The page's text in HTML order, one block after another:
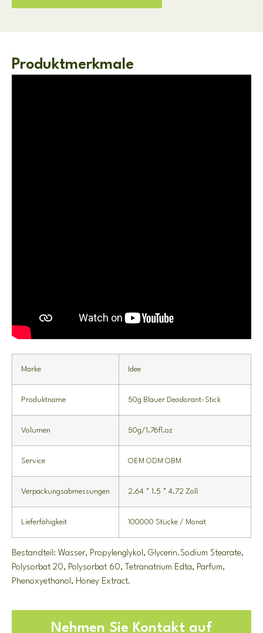
Produktmerkmale
Marke Idee
Produktname 50g Blauer Deodorant-Stick
Volumen 50g/1.76fl.oz
Service OEM ODM OBM
Verpackungsabmessungen 2.64 * 1.5 * 4.72 Zoll
Lieferfähigkeit 100000 Stücke / Monat
Bestandteil: Wasser, Propylenglykol, Glycerin.Sodium Stearate,
Polysorbat 20, Polysorbat 60, Tetranatrium Edta, Parfum,
Phenoxyethanol, Honey Extract.
Nehmen Sie Kontakt auf